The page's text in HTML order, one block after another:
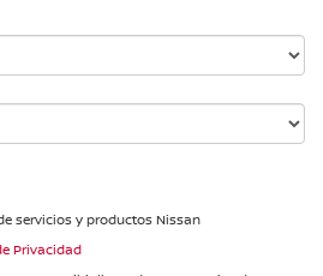
servicios y productos Nissan
Privacidad